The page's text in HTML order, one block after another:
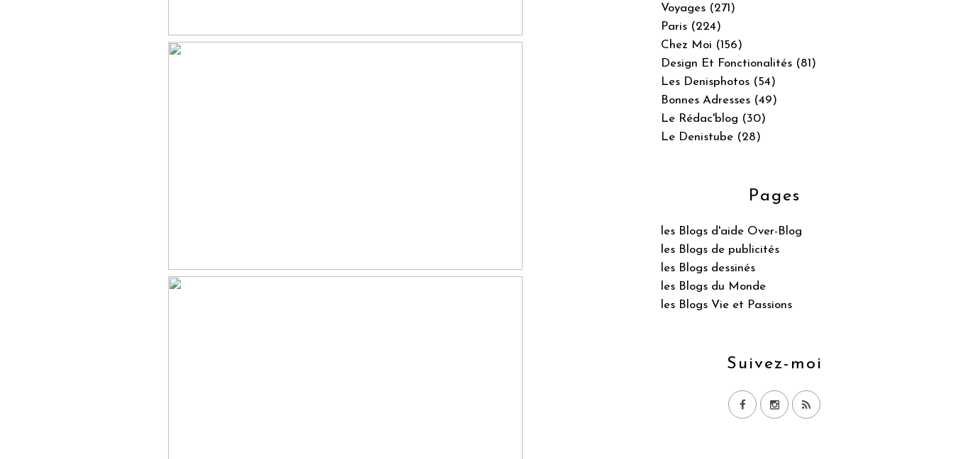
Voyages (271)
Paris (224)
Chez Moi (156)
Design Et Fonctionalités (81)
Les Denisphotos (54)
Bonnes Adresses (49)
Le Rédac'blog (30)
Le Denistube (28)
Pages
les Blogs d'aide Over-Blog
les Blogs de publicités
les Blogs dessinés
les Blogs du Monde
les Blogs Vie et Passions
Suivez-moi